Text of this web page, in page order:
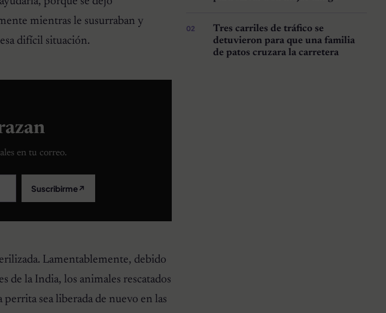
mientras le susurraban y
difícil situación.
en tu correo.
Suscribirme↗
Lamentablemente, debido
de la India, los animales rescatados
sea liberada de nuevo en las
Tres carriles de tráfico se
detuvieron para que una familia
de patos cruzara la carretera